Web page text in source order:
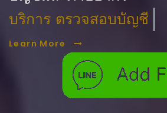
บริการ ตรวจสอบบัญชี
Learn More